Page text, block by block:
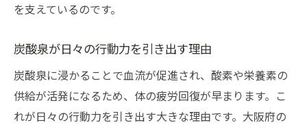
を支えているのです。
炭酸泉が日々の行動力を引き出す理由
炭酸泉に浸かることで血流が促進され、酸素や栄養素の
供給が活発になるため、体の疲労回復が早まります。こ
れが日々の行動力を引き出す大きな理由です。大阪府の